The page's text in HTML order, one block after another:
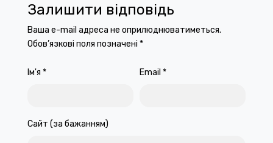
Залишити відповідь
Ваша e-mail адреса не оприлюднюватиметься.
Обов’язкові поля позначені *
Ім'я * Email *
Сайт (за бажанням)